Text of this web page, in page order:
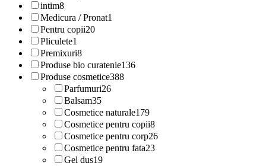
intim8
Medicura / Pronat1
Pentru copii20
Pliculete1
Premixuri8
Produse bio curatenie136
Produse cosmetice388
Parfumuri26
Balsam35
Cosmetice naturale179
Cosmetice pentru copii8
Cosmetice pentru corp26
Cosmetice pentru fata23
Gel dus19